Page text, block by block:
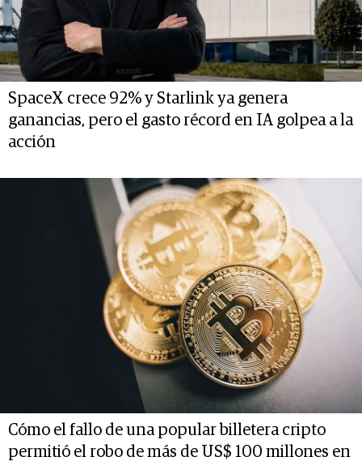
SpaceX crece 92% y Starlink ya genera
ganancias, pero el gasto récord en IA golpea a la
acción
Cómo el fallo de una popular billetera cripto
permitió el robo de más de US$ 100 millones en